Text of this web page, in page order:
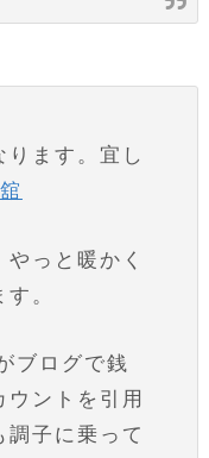
ります。宜し
っと暖かく
。
ブログで銭
ントを引用
調子に乗って